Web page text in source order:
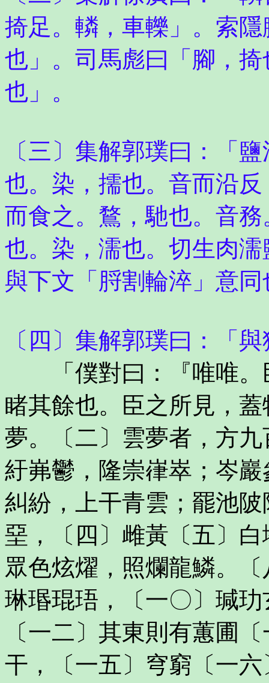
掎足。轔，車轢」。索
也」。司馬彪曰「腳，
也」。
〔三〕集解郭璞曰：「
也。染，擩也。音而沿
而食之。鶩，馳也。音
也。染，濡也。切生肉
與下文「脟割輪淬」意同
〔四〕集解郭璞曰：「
「僕對曰：『唯唯。
睹其餘也。臣之所見，
夢。〔二〕雲夢者，方
紆岪鬱，隆崇嵂崒；岑
糾紛，上干青雲；罷池
堊，〔四〕雌黃〔五〕
眾色炫燿，照爛龍鱗。
琳瑉琨珸，〔一〇〕瑊
〔一二〕其東則有蕙圃
干，〔一五〕穹窮〔一